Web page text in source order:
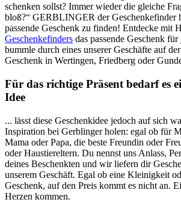
schenken sollst? Immer wieder die gleiche
bloß?“ GERBLINGER der Geschenkefinder
passende Geschenk zu finden! Entdecke mit
Geschenkefinders das passende Geschenk
bummle durch eines unserer Geschäfte auf
Geschenk in Wertingen, Friedberg oder
Für das richtige Präsent bedarf es
Idee
... lässt diese Geschenkidee jedoch auf sich
Inspiration bei Gerblinger holen: egal ob für
Mama oder Papa, die beste Freundin oder
oder Haustiereltern. Du nennst uns Anlass,
deines Beschenkten und wir liefern dir
unserem Geschäft. Egal ob eine Kleinigkeit
Geschenk, auf den Preis kommt es nicht an.
Herzen kommen.